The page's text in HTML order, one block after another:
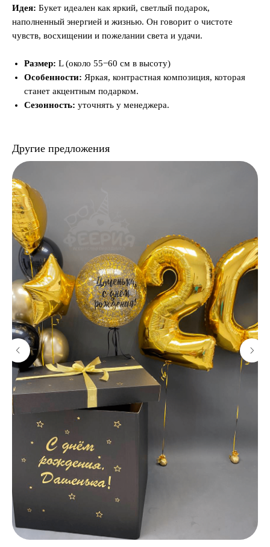
Идея: Букет идеален как яркий, светлый подарок,
наполненный энергией и жизнью. Он говорит о чистоте
чувств, восхищении и пожелании света и удачи.
Размер: L (около 55−60 см в высоту)
Особенности: Яркая, контрастная композиция, которая
станет акцентным подарком.
Сезонность: уточнять у менеджера.
Другие предложения